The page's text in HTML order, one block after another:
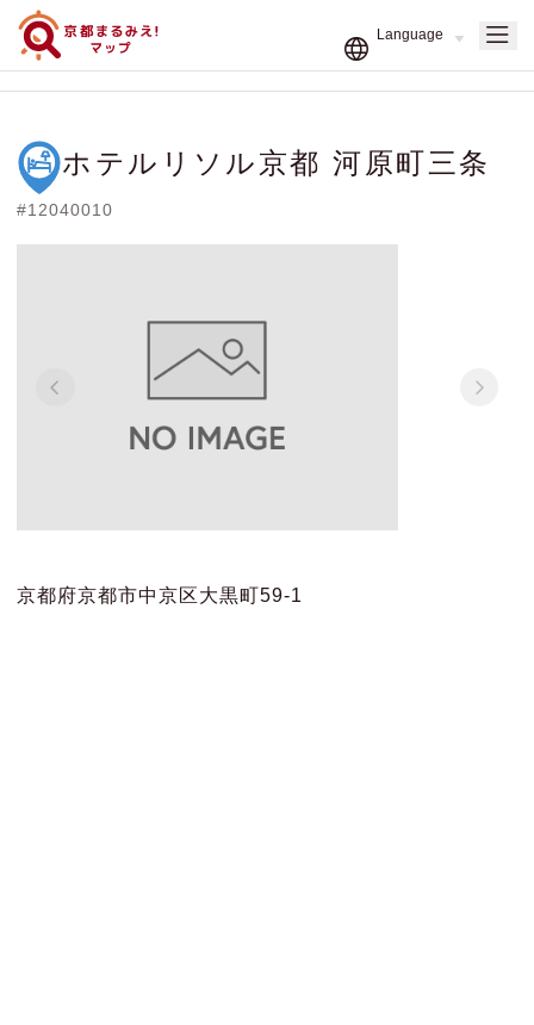
ホテルリソル京都 河原町三条
#12040010
京都府京都市中京区大黒町59-1